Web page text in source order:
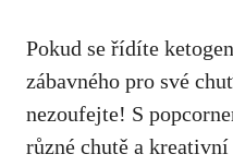
Pokud se řídíte
zábavného‌ pro své
nezoufejte! S
různé chutě a